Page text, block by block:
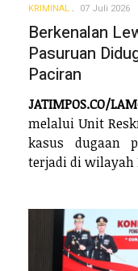
KRIMINAL 07 Juli 2026
Berkenalan
Pasuruan
Paciran
JATIMPOS.CO/
melalui Unit
kasus dugaan
terjadi di wilayah